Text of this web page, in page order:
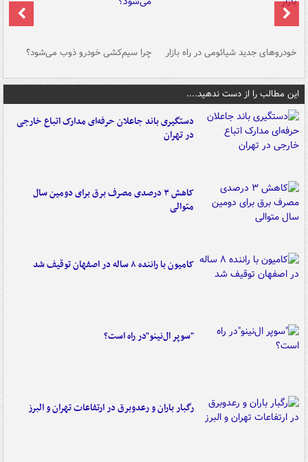
خودروهای جدید شیائومی در راه بازار چرا سیم‌کشی خودرو ذوب می‌شود؟
این مطالب را از دست ندهید....
دستگیری باند جاعلان حرفه‌ای مدارک اتباع خارجی
در تهران
کاهش ۳ درصدی مصرف برق برای دومین سال
متوالی
کامیون با راننده ۸ ساله در اصفهان توقیف شد
"سوپر ال‌نینو"در راه است؟
رگبار باران و رعدوبرق در ارتفاعات تهران و البرز